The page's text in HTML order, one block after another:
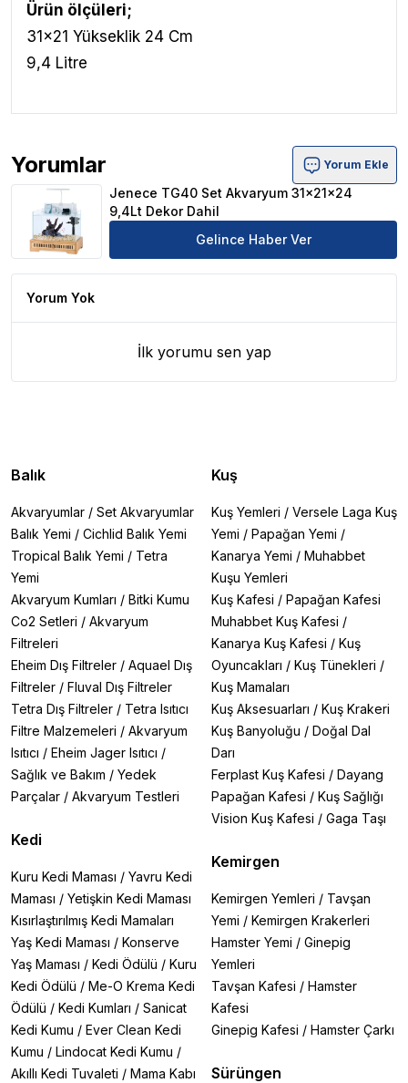
Ürün ölçüleri;
31x21 Yükseklik 24 Cm
9,4 Litre
Yorumlar
Jenece TG40 Set Akvaryum 31x21x24 9,4Lt Dekor
Yorum Ekle
Jenece TG40 Set Akvaryum 31x21x24
9,4Lt Dekor Dahil
Gelince Haber Ver
Yorum Yok
İlk yorumu sen yap
Balık
Akvaryumlar / Set Akvaryumlar
Balık Yemi / Cichlid Balık Yemi
Tropical Balık Yemi / Tetra
Yemi
Akvaryum Kumları / Bitki Kumu
Co2 Setleri / Akvaryum
Filtreleri
Eheim Dış Filtreler / Aquael Dış
Filtreler / Fluval Dış Filtreler
Tetra Dış Filtreler / Tetra Isıtıcı
Filtre Malzemeleri / Akvaryum
Isıtıcı / Eheim Jager Isıtıcı /
Sağlık ve Bakım / Yedek
Parçalar / Akvaryum Testleri
Kedi
Kuru Kedi Maması / Yavru Kedi
Maması / Yetişkin Kedi Maması
Kısırlaştırılmış Kedi Mamaları
Yaş Kedi Maması / Konserve
Yaş Maması / Kedi Ödülü / Kuru
Kedi Ödülü / Me-O Krema Kedi
Ödülü / Kedi Kumları / Sanicat
Kedi Kumu / Ever Clean Kedi
Kumu / Lindocat Kedi Kumu /
Akıllı Kedi Tuvaleti / Mama Kabı
Kuş
Kuş Yemleri / Versele Laga Kuş
Yemi / Papağan Yemi /
Kanarya Yemi / Muhabbet
Kuşu Yemleri
Kuş Kafesi / Papağan Kafesi
Muhabbet Kuş Kafesi /
Kanarya Kuş Kafesi / Kuş
Oyuncakları / Kuş Tünekleri /
Kuş Mamaları
Kuş Aksesuarları / Kuş Krakeri
Kuş Banyoluğu / Doğal Dal
Darı
Ferplast Kuş Kafesi / Dayang
Papağan Kafesi / Kuş Sağlığı
Vision Kuş Kafesi / Gaga Taşı
Kemirgen
Kemirgen Yemleri / Tavşan
Yemi / Kemirgen Krakerleri
Hamster Yemi / Ginepig
Yemleri
Tavşan Kafesi / Hamster
Kafesi
Ginepig Kafesi / Hamster Çarkı
Sürüngen